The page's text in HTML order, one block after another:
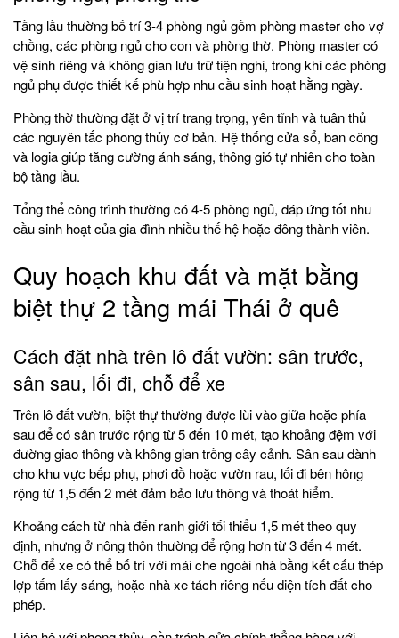
Tầng lầu thường bố trí 3-4 phòng ngủ gồm phòng master cho vợ
chồng, các phòng ngủ cho con và phòng thờ. Phòng master có
vệ sinh riêng và không gian lưu trữ tiện nghi, trong khi các phòng
ngủ phụ được thiết kế phù hợp nhu cầu sinh hoạt hằng ngày.
Phòng thờ thường đặt ở vị trí trang trọng, yên tĩnh và tuân thủ
các nguyên tắc phong thủy cơ bản. Hệ thống cửa sổ, ban công
và logia giúp tăng cường ánh sáng, thông gió tự nhiên cho toàn
bộ tầng lầu.
Tổng thể công trình thường có 4-5 phòng ngủ, đáp ứng tốt nhu
cầu sinh hoạt của gia đình nhiều thế hệ hoặc đông thành viên.
Quy hoạch khu đất và mặt bằng
biệt thự 2 tầng mái Thái ở quê
Cách đặt nhà trên lô đất vườn: sân trước,
sân sau, lối đi, chỗ để xe
Trên lô đất vườn, biệt thự thường được lùi vào giữa hoặc phía
sau để có sân trước rộng từ 5 đến 10 mét, tạo khoảng đệm với
đường giao thông và không gian trồng cây cảnh. Sân sau dành
cho khu vực bếp phụ, phơi đồ hoặc vườn rau, lối đi bên hông
rộng từ 1,5 đến 2 mét đảm bảo lưu thông và thoát hiểm.
Khoảng cách từ nhà đến ranh giới tối thiểu 1,5 mét theo quy
định, nhưng ở nông thôn thường để rộng hơn từ 3 đến 4 mét.
Chỗ để xe có thể bố trí với mái che ngoài nhà bằng kết cấu thép
lợp tấm lấy sáng, hoặc nhà xe tách riêng nếu diện tích đất cho
phép.